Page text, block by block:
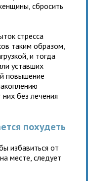
сбросить
стресса
таким образом,
и тогда
уставших
повышение
без лечения
похудеть
избавиться от
месте, следует